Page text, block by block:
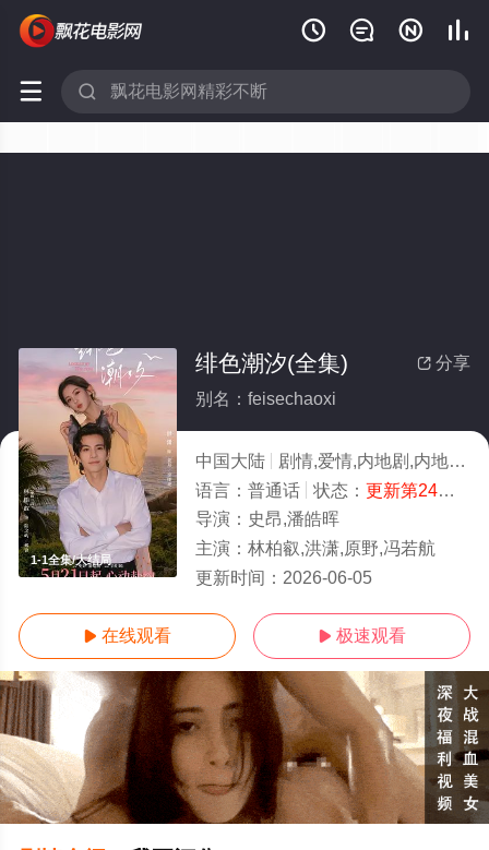
   
 
1-1全集/大结局
 分享
绯色潮汐(全集)
别名：feisechaoxi
中国大陆 剧情,爱情,内地剧,内地
语言： 普通话 状态： 更新第24集
导演： 史昂,潘皓晖
主演： 林柏叡,洪潇,原野,冯若航
更新时间： 2026-06-05
 在线观看  极速观看